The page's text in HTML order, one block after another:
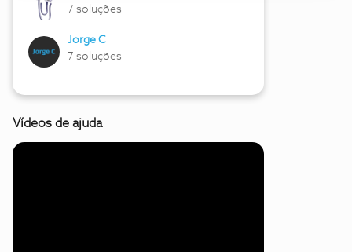
7 soluções
Jorge C
7 soluções
Vídeos de ajuda